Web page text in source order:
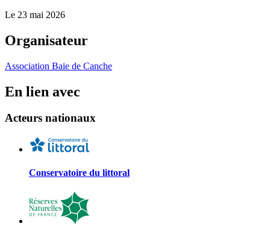
Le 23 mai 2026
Organisateur
Association Baie de Canche
En lien avec
Acteurs nationaux
Conservatoire du littoral